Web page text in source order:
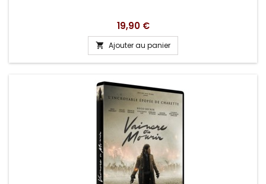
Prix
19,90 €
 Ajouter au panier